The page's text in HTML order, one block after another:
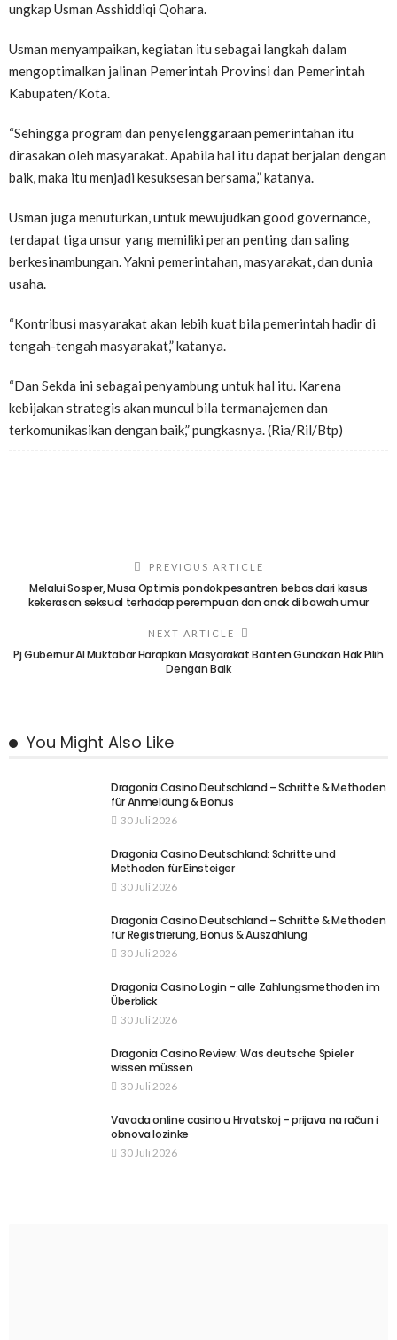
ungkap Usman Asshiddiqi Qohara.
Usman menyampaikan, kegiatan itu sebagai langkah dalam
mengoptimalkan jalinan Pemerintah Provinsi dan Pemerintah
Kabupaten/Kota.
“Sehingga program dan penyelenggaraan pemerintahan itu
dirasakan oleh masyarakat. Apabila hal itu dapat berjalan dengan
baik, maka itu menjadi kesuksesan bersama,” katanya.
Usman juga menuturkan, untuk mewujudkan good governance,
terdapat tiga unsur yang memiliki peran penting dan saling
berkesinambungan. Yakni pemerintahan, masyarakat, dan dunia
usaha.
“Kontribusi masyarakat akan lebih kuat bila pemerintah hadir di
tengah-tengah masyarakat,” katanya.
“Dan Sekda ini sebagai penyambung untuk hal itu. Karena
kebijakan strategis akan muncul bila termanajemen dan
terkomunikasikan dengan baik,” pungkasnya. (Ria/Ril/Btp)
PREVIOUS ARTICLE
Melalui Sosper, Musa Optimis pondok pesantren bebas dari kasus
kekerasan seksual terhadap perempuan dan anak di bawah umur
NEXT ARTICLE
Pj Gubernur Al Muktabar Harapkan Masyarakat Banten Gunakan Hak Pilih
Dengan Baik
You Might Also Like
Dragonia Casino Deutschland – Schritte & Methoden
für Anmeldung & Bonus
30 Juli 2026
Dragonia Casino Deutschland: Schritte und
Methoden für Einsteiger
30 Juli 2026
Dragonia Casino Deutschland – Schritte & Methoden
für Registrierung, Bonus & Auszahlung
30 Juli 2026
Dragonia Casino Login – alle Zahlungsmethoden im
Überblick
30 Juli 2026
Dragonia Casino Review: Was deutsche Spieler
wissen müssen
30 Juli 2026
Vavada online casino u Hrvatskoj – prijava na račun i
obnova lozinke
30 Juli 2026